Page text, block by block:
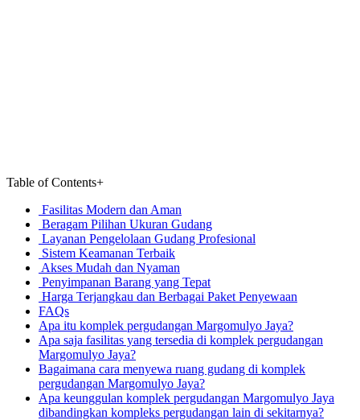
Table of Contents+
Fasilitas Modern dan Aman
Beragam Pilihan Ukuran Gudang
Layanan Pengelolaan Gudang Profesional
Sistem Keamanan Terbaik
Akses Mudah dan Nyaman
Penyimpanan Barang yang Tepat
Harga Terjangkau dan Berbagai Paket Penyewaan
FAQs
Apa itu komplek pergudangan Margomulyo Jaya?
Apa saja fasilitas yang tersedia di komplek pergudangan
Margomulyo Jaya?
Bagaimana cara menyewa ruang gudang di komplek
pergudangan Margomulyo Jaya?
Apa keunggulan komplek pergudangan Margomulyo Jaya
dibandingkan kompleks pergudangan lain di sekitarnya?